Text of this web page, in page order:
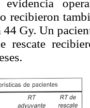
evidencia
recibieron
44 Gy. Un
rescate